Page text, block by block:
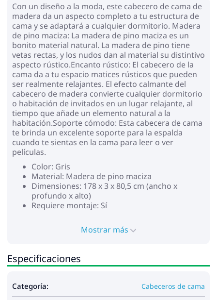
Con un diseño a la moda, este cabecero de cama de
madera da un aspecto completo a tu estructura de
cama y se adaptará a cualquier dormitorio. Madera
de pino maciza: La madera de pino maciza es un
bonito material natural. La madera de pino tiene
vetas rectas, y los nudos dan al material su distintivo
aspecto rústico.Encanto rústico: El cabecero de la
cama da a tu espacio matices rústicos que pueden
ser realmente relajantes. El efecto calmante del
cabecero de madera convierte cualquier dormitorio
o habitación de invitados en un lugar relajante, al
tiempo que añade un elemento natural a la
habitación.Soporte cómodo: Esta cabecera de cama
te brinda un excelente soporte para la espalda
cuando te sientas en la cama para leer o ver
películas.
Color: Gris
Material: Madera de pino maciza
Dimensiones: 178 x 3 x 80,5 cm (ancho x
profundo x alto)
Requiere montaje: Sí
Mostrar más
Especificaciones
Categoría: Cabeceros de cama